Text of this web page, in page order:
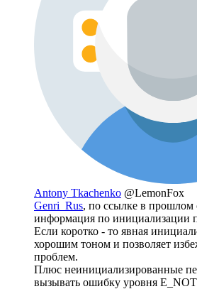
Antony Tkachenko @LemonFox
Genri_Rus, по ссылке в прошлом
информация по инициализации
Если коротко - то явная
хорошим тоном и позволяет
проблем.
Плюс неинициализированные
вызывать ошибку уровня